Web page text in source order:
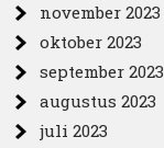
november 2023
oktober 2023
september 2023
augustus 2023
juli 2023